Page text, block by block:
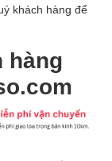
khách hàng để
hàng